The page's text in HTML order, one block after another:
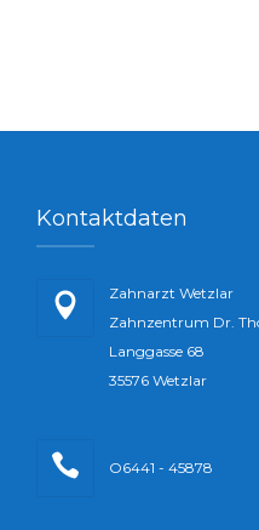
Kontaktdaten
Zahnarzt Wetzlar
Zahnzentrum Dr.
Langgasse 68
35576 Wetzlar
O6441 - 45878